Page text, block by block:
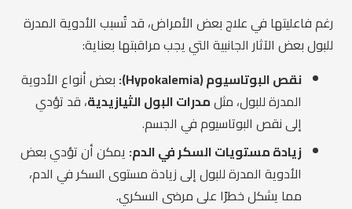
رغم فاعليتها في علاج بعض الأمراض، قد تُسبب الأدوية المدرة
للبول بعض الآثار الجانبية التي يجب مراقبتها بعناية:
نقص البوتاسيوم (Hypokalemia):
بعض أنواع الأدوية
المدرة للبول، مثلمدرات البول الثيازيدية، قد تؤدي
إلى نقص البوتاسيوم في الجسم.
زيادة مستويات السكر في الدم: يمكن أن تؤدي بعض
الأدوية المدرة للبول إلى زيادة مستوى السكر في الدم،
مما يشكل خطرًا على مرضى السكري.